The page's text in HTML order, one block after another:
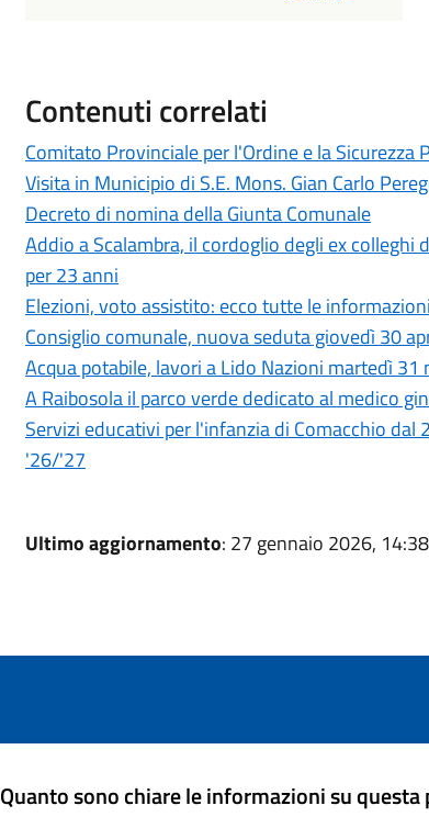
Contenuti correlati
Comitato Provinciale per l'Ordine e la Sicurezza
Visita in Municipio di S.E. Mons. Gian Carlo
Decreto di nomina della Giunta Comunale
Addio a Scalambra, il cordoglio degli ex
per 23 anni
Elezioni, voto assistito: ecco tutte le
Consiglio comunale, nuova seduta giovedì 30
Acqua potabile, lavori a Lido Nazioni martedì 31
A Raibosola il parco verde dedicato al medico
Servizi educativi per l'infanzia di Comacchio
'26/'27
Ultimo aggiornamento: 27 gennaio 2026, 14:38
Quanto sono chiare le informazioni su questa